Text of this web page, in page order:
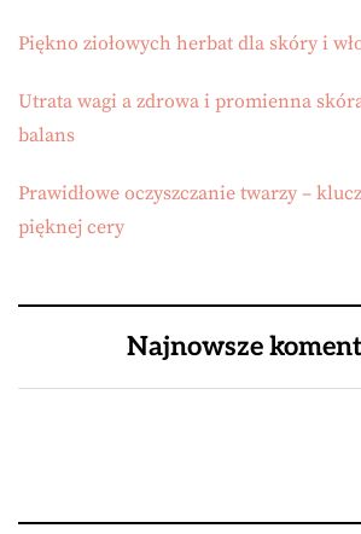
Piękno ziołowych herbat dla skóry i
Utrata wagi a zdrowa i promienna
balans
Prawidłowe oczyszczanie twarzy –
pięknej cery
Najnowsze